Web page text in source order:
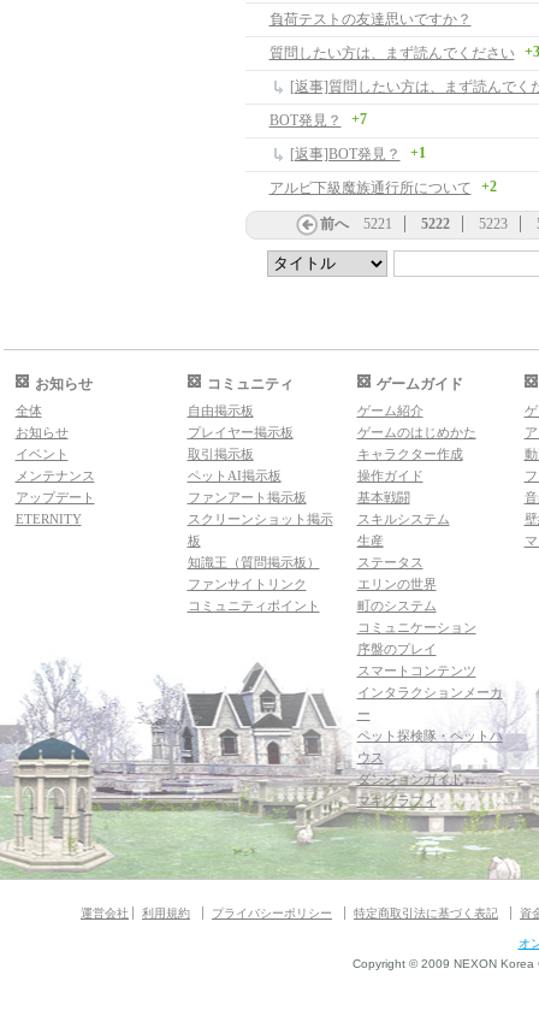
負荷テストの友達思いですか？
質問したい方は、まず読んでください
+3
[返事]質問したい方は、まず読んでく
BOT発見？
+7
[返事]BOT発見？ +1
アルビ下級魔族通行所について +2
前へ 5221 5222 5223
お知らせ
全体
お知らせ
イベント
メンテナンス
アップデート
ETERNITY
コミュニティ
自由掲示板
プレイヤー掲示板
取引掲示板
ペットAI掲示板
ファンアート掲示板
スクリーンショット掲示
板
知識王（質問掲示板）
ファンサイトリンク
コミュニティポイント
ゲームガイド
ゲーム紹介
ゲームのはじめかた
キャラクター作成
操作ガイド
基本戦闘
スキルシステム
生産
ステータス
エリンの世界
町のシステム
コミュニケーション
序盤のプレイ
スマートコンテンツ
インタラクションメーカ
ー
ペット探検隊・ペットハ
ウス
ダンジョンガイド
マギグラフィ
運営会社 利用規約 プライバシーポリシー 特定商取引法に基づく表記 資
オ
Copyright © 2009 NEXON Korea